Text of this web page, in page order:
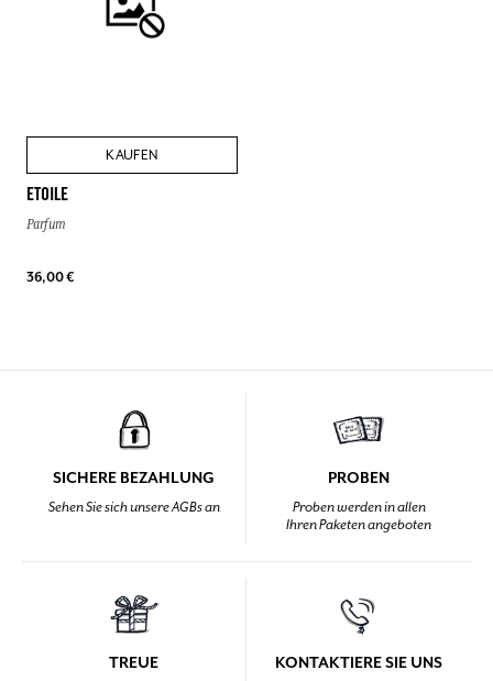
KAUFEN
ETOILE
Parfum
36,00 €
SICHERE BEZAHLUNG
Sehen Sie sich unsere AGBs an
PROBEN
Proben werden in allen
Ihren Paketen angeboten
TREUE KONTAKTIERE SIE UNS